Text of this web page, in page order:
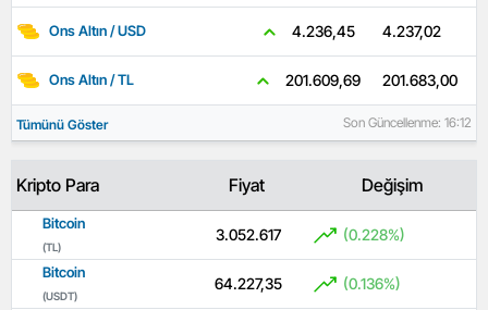
Ons Altın / USD 4.236,45 4.237,02
Ons Altın / TL 201.609,69 201.683,00
Tümünü Göster Son Güncellenme: 16:12
Kripto Para Fiyat Değişim
Bitcoin
(TL)
3.052.617 (0.228%)
Bitcoin
(USDT)
64.227,35 (0.136%)